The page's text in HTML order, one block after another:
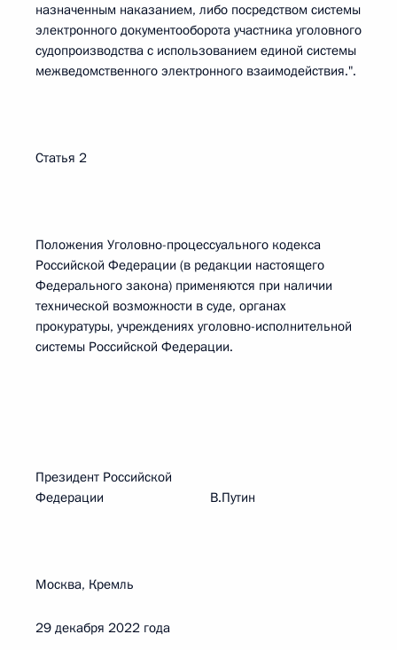
назначенным наказанием, либо посредством системы
электронного документооборота участника уголовного
судопроизводства с использованием единой системы
межведомственного электронного взаимодействия.".
Статья 2
Положения Уголовно-процессуального кодекса
Российской Федерации (в редакции настоящего
Федерального закона) применяются при наличии
технической возможности в суде, органах
прокуратуры, учреждениях уголовно-исполнительной
системы Российской Федерации.
Президент Российской
Федерации В.Путин
Москва, Кремль
29 декабря 2022 года